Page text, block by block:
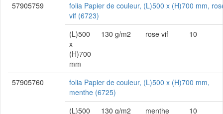
57905759
folia Papier de couleur, (L)500 x (H)700 mm,
vif (6723)
(L)500
x
(H)700
mm
130 g/m2 rose vif 10
57905760
folia Papier de couleur, (L)500 x (H)700 mm,
menthe (6725)
(L)500
130 g/m2 menthe 10